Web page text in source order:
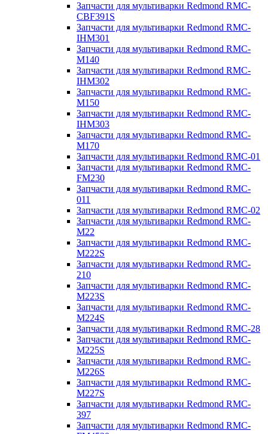
Запчасти для мультиварки Redmond RMC-
CBF391S
Запчасти для мультиварки Redmond RMC-
IHM301
Запчасти для мультиварки Redmond RMC-
M140
Запчасти для мультиварки Redmond RMC-
IHM302
Запчасти для мультиварки Redmond RMC-
M150
Запчасти для мультиварки Redmond RMC-
IHM303
Запчасти для мультиварки Redmond RMC-
M170
Запчасти для мультиварки Redmond RMC-01
Запчасти для мультиварки Redmond RMC-
FM230
Запчасти для мультиварки Redmond RMC-
011
Запчасти для мультиварки Redmond RMC-02
Запчасти для мультиварки Redmond RMC-
M22
Запчасти для мультиварки Redmond RMC-
M222S
Запчасти для мультиварки Redmond RMC-
210
Запчасти для мультиварки Redmond RMC-
M223S
Запчасти для мультиварки Redmond RMC-
M224S
Запчасти для мультиварки Redmond RMC-28
Запчасти для мультиварки Redmond RMC-
M225S
Запчасти для мультиварки Redmond RMC-
M226S
Запчасти для мультиварки Redmond RMC-
M227S
Запчасти для мультиварки Redmond RMC-
397
Запчасти для мультиварки Redmond RMC-